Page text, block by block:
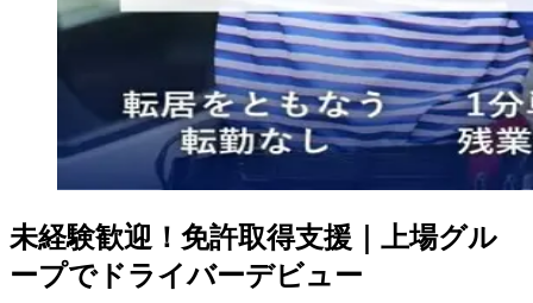
未経験歓迎！免許取得支援｜上場グル
ープでドライバーデビュー